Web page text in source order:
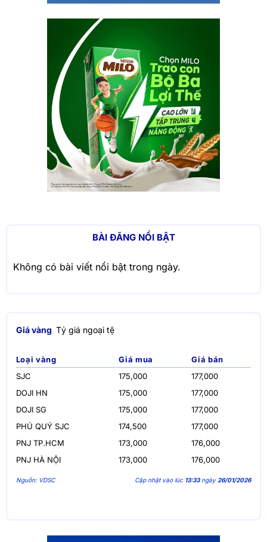
BÀI ĐĂNG NỔI BẬT
Không có bài viết nổi bật trong ngày.
Giá vàng Tỷ giá ngoại tệ
Loại vàng Giá mua
Giá bán
SJC
175,000
177,000
DOJI HN
175,000
177,000
DOJI SG
175,000
177,000
PHÚ QUÝ SJC
174,500
177,000
PNJ TP.HCM
173,000
176,000
PNJ HÀ NỘI
173,000 176,000
Nguồn: VDSC Cập nhật vào lúc 13:33ngày 26/01/2026